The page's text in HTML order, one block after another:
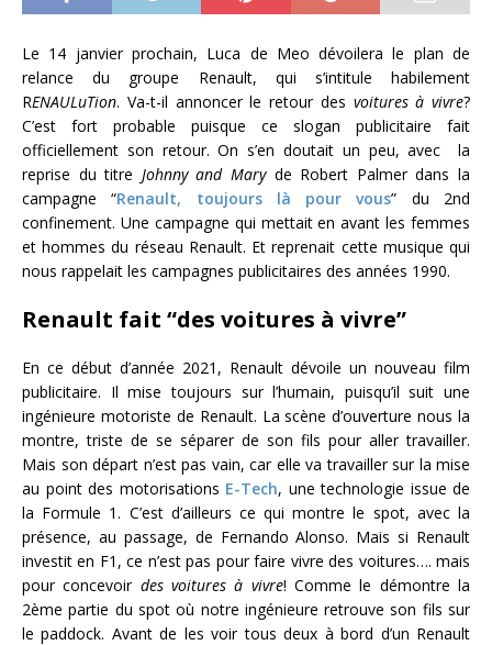
Le 14 janvier prochain, Luca de Meo dévoilera le plan de
relance du groupe Renault, qui s’intitule habilement
RENAULuTion. Va-t-il annoncer le retour des voitures à vivre?
C’est fort probable puisque ce slogan publicitaire fait
officiellement son retour. On s’en doutait un peu, avec la
reprise du titre Johnny and Maryde Robert Palmer dans la
campagne “Renault, toujours là pour vous” du 2nd
confinement. Une campagne qui mettait en avant les femmes
et hommes du réseau Renault. Et reprenait cette musique qui
nous rappelait les campagnes publicitaires des années 1990.
Renault fait “des voitures à vivre”
En ce début d’année 2021, Renault dévoile un nouveau film
publicitaire. Il mise toujours sur l’humain, puisqu’il suit une
ingénieure motoriste de Renault. La scène d’ouverture nous la
montre, triste de se séparer de son fils pour aller travailler.
Mais son départ n’est pas vain, car elle va travailler sur la mise
au point des motorisations E-Tech, une technologie issue de
la Formule 1. C’est d’ailleurs ce qui montre le spot, avec la
présence, au passage, de Fernando Alonso. Mais si Renault
investit en F1, ce n’est pas pour faire vivre des voitures…. mais
pour concevoir des voitures à vivre! Comme le démontre la
2ème partie du spot où notre ingénieure retrouve son fils sur
le paddock. Avant de les voir tous deux à bord d’un Renault